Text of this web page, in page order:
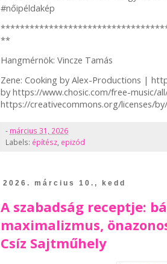
#nőipéldakép
**
Hangmérnök: Vincze Tamás
Zene: Cooking by Alex-Productions |
by https://www.chosic.com/free-music/
https://creativecommons.org/licenses/
- március 31, 2026
Labels: építész, epizód
2026. március 10., kedd
A szabadság receptje:
maximalizmus,
Csíz Sajtműhely